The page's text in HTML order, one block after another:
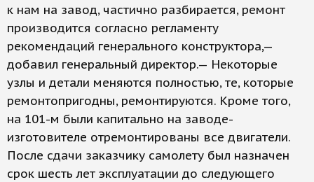
к нам на завод, частично разбирается, ремонт
производится согласно регламенту
рекомендаций генерального конструктора,—
добавил генеральный директор.— Некоторые
узлы и детали меняются полностью, те, которые
ремонтопригодны, ремонтируются. Кроме того,
на 101-м были капитально на заводе-
изготовителе отремонтированы все двигатели.
После сдачи заказчику самолету был назначен
срок шесть лет эксплуатации до следующего